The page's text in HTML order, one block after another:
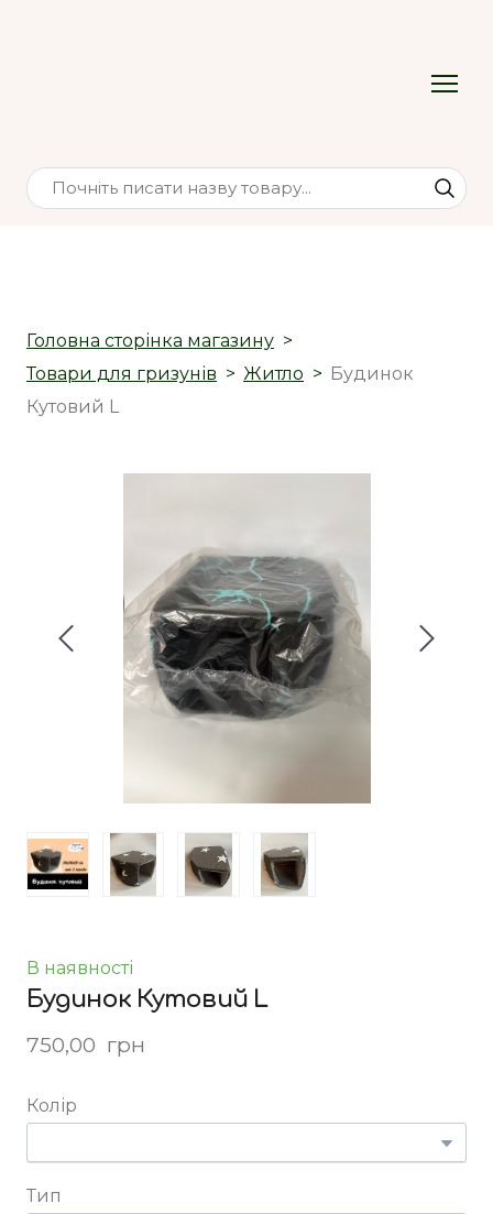
Головна сторінка магазину
Товари для гризунів
Житло
Будинок
Кутовий L
В наявності
Будинок Кутовий L
750,00  грн
Колір
Тип